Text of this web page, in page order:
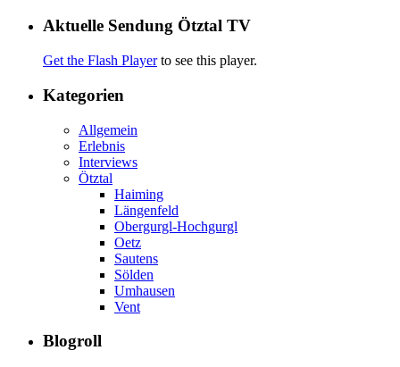
Aktuelle Sendung Ötztal TV
Get the Flash Playerto see this player.
Kategorien
Allgemein
Erlebnis
Interviews
Ötztal
Haiming
Längenfeld
Obergurgl-Hochgurgl
Oetz
Sautens
Sölden
Umhausen
Vent
Blogroll